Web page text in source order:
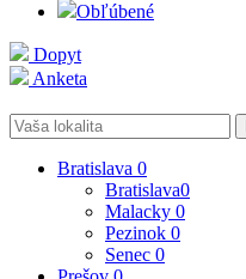
Obľúbené
Dopyt
Anketa
Bratislava 0
Bratislava0
Malacky 0
Pezinok 0
Senec 0